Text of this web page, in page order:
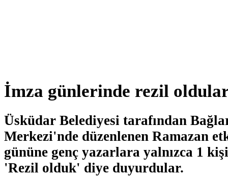
İmza günlerinde rezil
Üsküdar Belediyesi tarafından
Merkezi'nde düzenlenen Ramazan
gününe genç yazarlara yalnızca 1
'Rezil olduk' diye duyurdular.